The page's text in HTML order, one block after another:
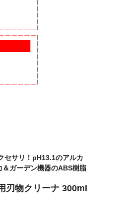
セサリ！pH13.1のアルカ
＆ガーデン機器のABS樹脂
刃物クリーナ 300ml